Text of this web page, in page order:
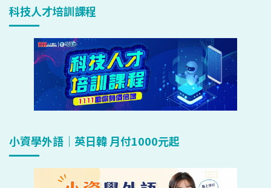
科技人才培訓課程
小資學外語｜英日韓 月付1000元起